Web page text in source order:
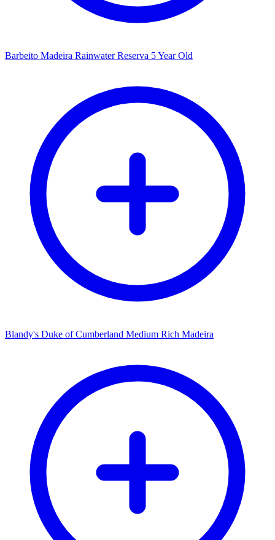
Barbeito Madeira Rainwater Reserva 5 Year Old
Blandy's Duke of Cumberland Medium Rich Madeira